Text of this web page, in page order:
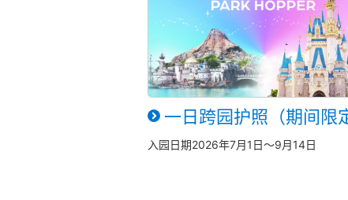
一日跨园护照（期间限
入园日期2026年7月1日～9月14日